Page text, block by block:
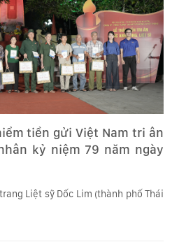
tiền gửi Việt Nam tri ân
kỷ niệm 79 năm ngày
Liệt sỹ Dốc Lim (thành phố Thái